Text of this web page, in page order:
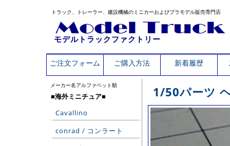
トラック、トレーラー、建設機械のミニカーおよびプラモデル販売専門店
モデルトラックファクトリー
ご注文フォーム ご購入方法 新着履歴
メーカー名アルファベット順
■海外ミニチュア■
Cavallino
conrad / コンラート
1/50パーツ